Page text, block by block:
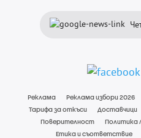
Реклама Реклама избори 2026
Тарифа за откъси
Доставчици
Поверителност
Политика
Етика и съответствие